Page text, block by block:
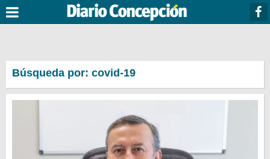
Búsqueda por: covid-19